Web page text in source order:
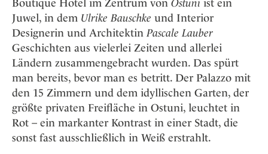
Schweiz
USA
Boutique Hotel im Zentrum von Ostuni ist ein
Juwel, in dem Ulrike Bauschke und Interior
Designerin und Architektin Pascale Lauber
Geschichten aus vielerlei Zeiten und allerlei
Ländern zusammengebracht wurden. Das spürt
man bereits, bevor man es betritt. Der Palazzo mit
den 15 Zimmern und dem idyllischen Garten, der
größte privaten Freifläche in Ostuni, leuchtet in
Rot – ein markanter Kontrast in einer Stadt, die
sonst fast ausschließlich in Weiß erstrahlt.